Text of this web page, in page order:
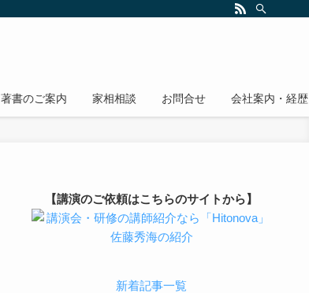
著書のご案内 家相相談 お問合せ 会社案内・経歴
【講演のご依頼はこちらのサイトから】
新着記事一覧